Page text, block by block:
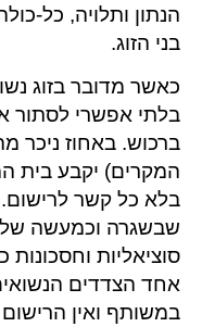
הנתון ותלויה, כל-
בני הזוג.
כאשר מדובר בזוג
בלתי אפשרי לסתור
ברכוש. באחוז
המקרים) יקבע בית
בלא כל קשר
שבשגרה וכמעשה של
סוציאליות
אחד הצדדים
במשותף ואין הרישום